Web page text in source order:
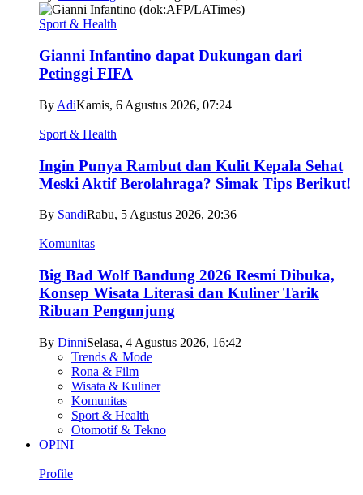
Sport & Health
Gianni Infantino dapat Dukungan dari
Petinggi FIFA
By AdiKamis, 6 Agustus 2026, 07:24
Sport & Health
Ingin Punya Rambut dan Kulit Kepala Sehat
Meski Aktif Berolahraga? Simak Tips Berikut!
By SandiRabu, 5 Agustus 2026, 20:36
Komunitas
Big Bad Wolf Bandung 2026 Resmi Dibuka,
Konsep Wisata Literasi dan Kuliner Tarik
Ribuan Pengunjung
By DinniSelasa, 4 Agustus 2026, 16:42
Trends & Mode
Rona & Film
Wisata & Kuliner
Komunitas
Sport & Health
Otomotif & Tekno
OPINI
Profile